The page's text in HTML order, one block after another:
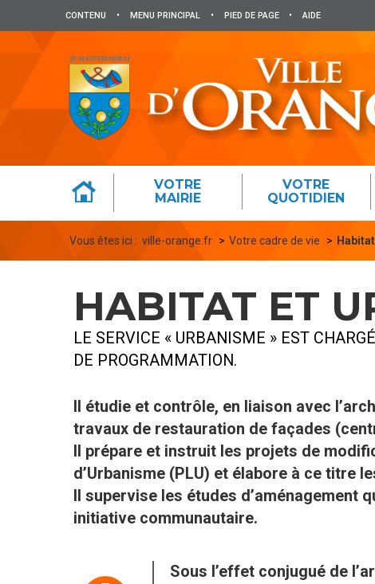
CONTENU • MENU PRINCIPAL • PIED DE PAGE • AIDE
VOTRE
MAIRIE
VOTRE
QUOTIDIEN
Vous êtes ici : ville-orange.fr Votre cadre de vie
HABITAT ET
LE SERVICE « URBANISME » EST
DE PROGRAMMATION.
Il étudie et contrôle, en liaison avec
travaux de restauration de façades
Il prépare et instruit les projets de
d’Urbanisme (PLU) et élabore à ce titre
Il supervise les études d’aménagement
initiative communautaire.
Sous l’effet conjugué de